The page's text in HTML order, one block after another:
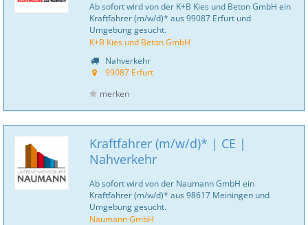
Ab sofort wird von der K+B Kies und Beton GmbH ein
Kraftfahrer (m/w/d)* aus 99087 Erfurt und
Umgebung gesucht.
K+B Kies und Beton GmbH
Nahverkehr
99087 Erfurt
merken
Kraftfahrer (m/w/d)* | CE |
Nahverkehr
Ab sofort wird von der Naumann GmbH ein
Kraftfahrer (m/w/d)* aus 98617 Meiningen und
Umgebung gesucht.
Naumann GmbH